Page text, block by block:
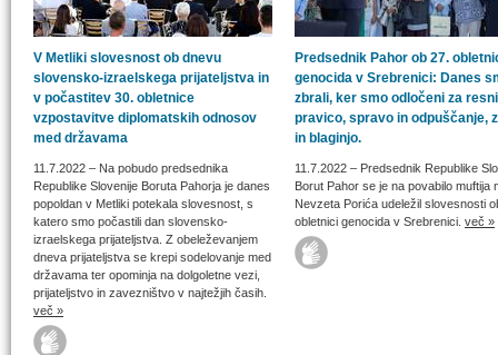
V Metliki slovesnost ob dnevu
slovensko-izraelskega prijateljstva in
v počastitev 30. obletnice
vzpostavitve diplomatskih odnosov
med državama
11.7.2022 – Na pobudo predsednika
Republike Slovenije Boruta Pahorja je danes
popoldan v Metliki potekala slovesnost, s
katero smo počastili dan slovensko-
izraelskega prijateljstva. Z obeleževanjem
dneva prijateljstva se krepi sodelovanje med
državama ter opominja na dolgoletne vezi,
prijateljstvo in zavezništvo v najtežjih časih.
več »
Predsednik Pahor ob 27.
genocida v Srebrenici: Danes
zbrali, ker smo odločeni za
pravico, spravo in odpuščanje,
in blaginjo.
11.7.2022 – Predsednik Republike
Borut Pahor se je na povabilo muftija
Nevzeta Porića udeležil slovesnosti
obletnici genocida v Srebrenici. več »